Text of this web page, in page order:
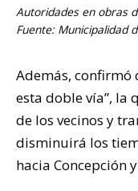
Autoridades en obras
Fuente: Municipalidad
Además, confirmó
esta doble vía”, la
de los vecinos y
disminuirá los
hacia Concepción